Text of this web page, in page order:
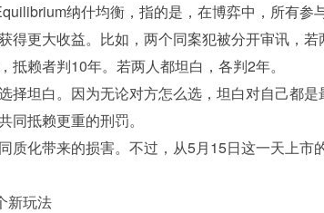
纳什均衡，指的是，在博弈中，所有参
得更大收益。比如，两个同案犯被分开审讯，
抵赖者判10年。若两人都坦白，各判2年。
择坦白。因为无论对方怎么选，坦白对自己都是
同抵赖更重的刑罚。
质化带来的损害。不过，从5月15日这一天上市
新玩法